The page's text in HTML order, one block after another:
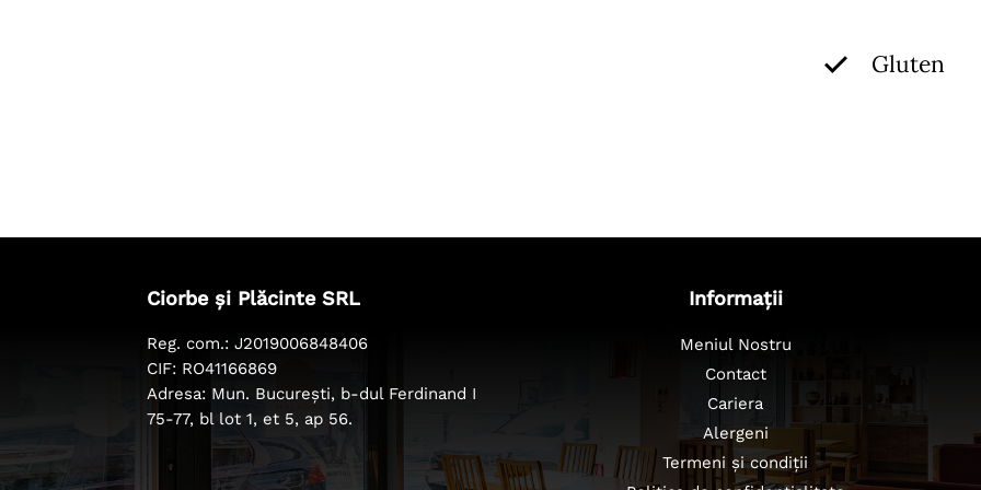
Gluten
Ciorbe și Plăcinte SRL
Reg. com.: J2019006848406
CIF: RO41166869
Adresa: Mun. București, b-dul Ferdinand I
75-77, bl lot 1, et 5, ap 56.
Informații
Meniul Nostru
Contact
Cariera
Alergeni
Termeni și condiții